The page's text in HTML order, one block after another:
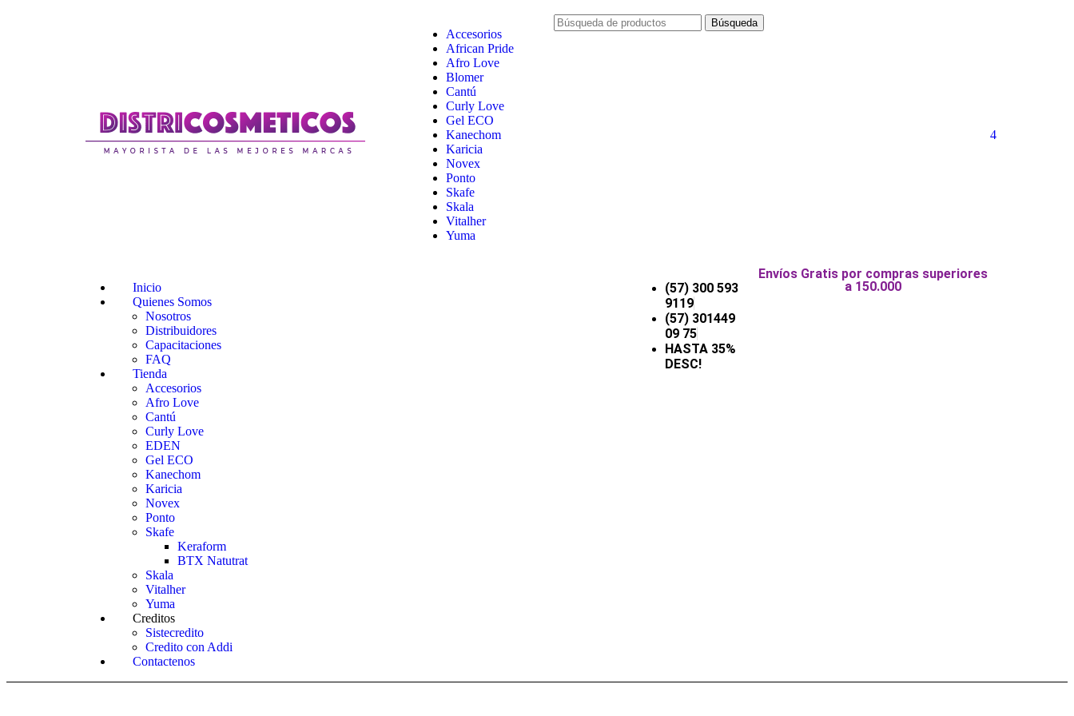
Accesorios
African Pride
Afro Love
Blomer
Cantú
Curly Love
Gel ECO
Kanechom
Karicia
Novex
Ponto
Skafe
Skala
Vitalher
Yuma
Búsqueda
4
Inicio
Quienes Somos
Nosotros
Distribuidores
Capacitaciones
FAQ
Tienda
Accesorios
Afro Love
Cantú
Curly Love
EDEN
Gel ECO
Kanechom
Karicia
Novex
Ponto
Skafe
Keraform
BTX Natutrat
Skala
Vitalher
Yuma
Creditos
Sistecredito
Credito con Addi
Contactenos
(57) 300 593
9119
(57) 301449
09 75
HASTA 35%
DESC!
Envíos Gratis por compras superiores
a 150.000